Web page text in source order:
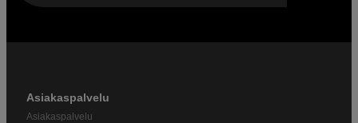
Asiakaspalvelu
Asiakaspalvelu